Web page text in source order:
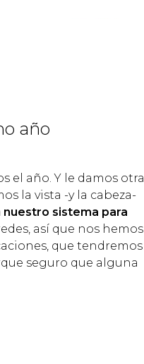
año
el año. Y le damos otra
la vista -y la cabeza-
sistema para
así que nos hemos
que tendremos
seguro que alguna